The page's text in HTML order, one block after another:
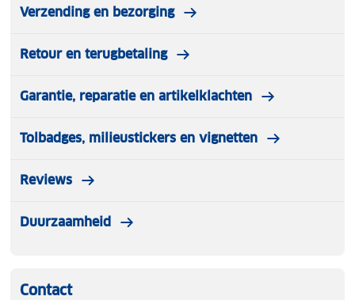
Verzending en bezorging
Retour en terugbetaling
Garantie, reparatie en artikelklachten
Tolbadges, milieustickers en vignetten
Reviews
Duurzaamheid
Contact